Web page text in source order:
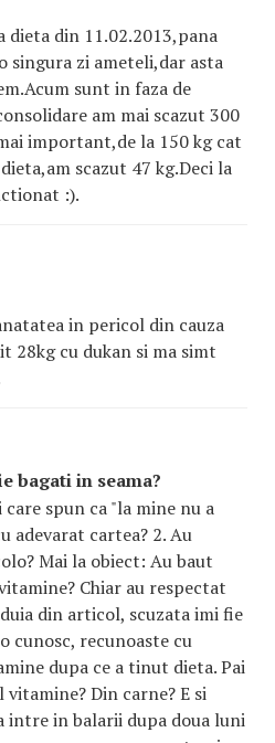
dieta din 11.02.2013,pana
singura zi ameteli,dar asta
sunt in faza de
am mai scazut 300
important,de la 150 kg cat
scazut 47 kg.Deci la
:).
in pericol din cauza
28kg cu dukan si ma simt
bagati in seama?
care spun ca "la mine nu a
cartea? 2. Au
Mai la obiect: Au baut
Chiar au respectat
din articol, scuzata imi fie
cunosc, recunoaste cu
dupa ce a tinut dieta. Pai
vitamine? Din carne? E si
intre in balarii dupa doua luni